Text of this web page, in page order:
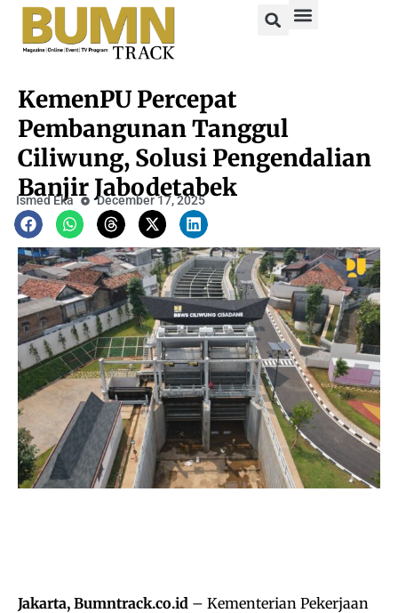
KemenPU Percepat
Pembangunan Tanggul
Ciliwung, Solusi Pengendalian
Banjir Jabodetabek
Ismed Eka December 17, 2025
Jakarta, Bumntrack.co.id – Kementerian Pekerjaan